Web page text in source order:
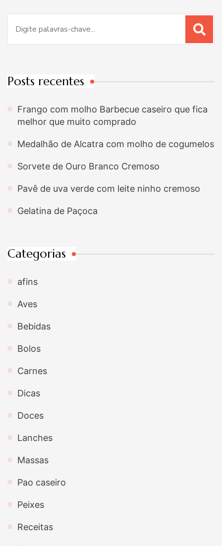
por:
Posts recentes
Frango com molho Barbecue caseiro que fica
melhor que muito comprado
Medalhão de Alcatra com molho de cogumelos
Sorvete de Ouro Branco Cremoso
Pavê de uva verde com leite ninho cremoso
Gelatina de Paçoca
Categorias
afins
Aves
Bebidas
Bolos
Carnes
Dicas
Doces
Lanches
Massas
Pao caseiro
Peixes
Receitas